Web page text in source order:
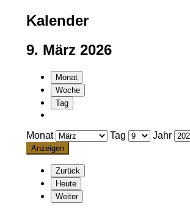
Kalender
9. März 2026
Monat
Woche
Tag
Monat Tag Jahr
Zurück
Heute
Weiter